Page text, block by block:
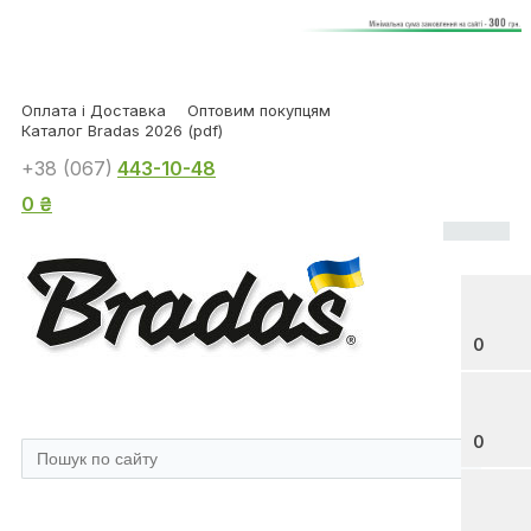
Оплата і Доставка
Оптовим покупцям
Каталог Bradas 2026 (pdf)
0
0
+38 (067) 443-10-48
0 ₴